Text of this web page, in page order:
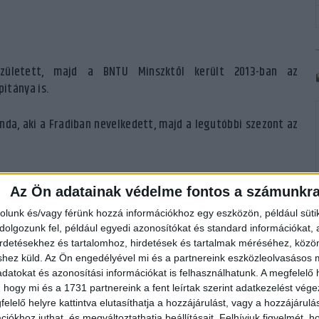
Az Ön adatainak védelme fontos a
és/vagy férünk hozzá információkhoz egy eszközön, például
fel, például egyedi azonosítókat és standard információkat,
és tartalomhoz, hirdetések és tartalmak méréséhez,
küld. Az Ön engedélyével mi és a partnereink eszközleolvasásos
és azonosítási információkat is felhasználhatunk. A megfelelő
hogy mi és a 1731 partnereink a fent leírtak szerint adatkezelést
helyre kattintva elutasíthatja a hozzájárulást, vagy a
majd a BNTU Minszktől került 2013-ban az
is.
aki a Fradiban nevelkedett, majd a legutóbbi szezont az
tudok lenni a Lokinak – mondta Tóth Melinda, akivel
a korosztályos válogatottakból, a többiekkel még csak
Debrecenben, az is egyértelmű, hogy a DVSC volt az
köszönhetően az EHF Kupában is szerepelhetünk
Abban bízom, hogy fejlődni tudok a DVSC-nél és